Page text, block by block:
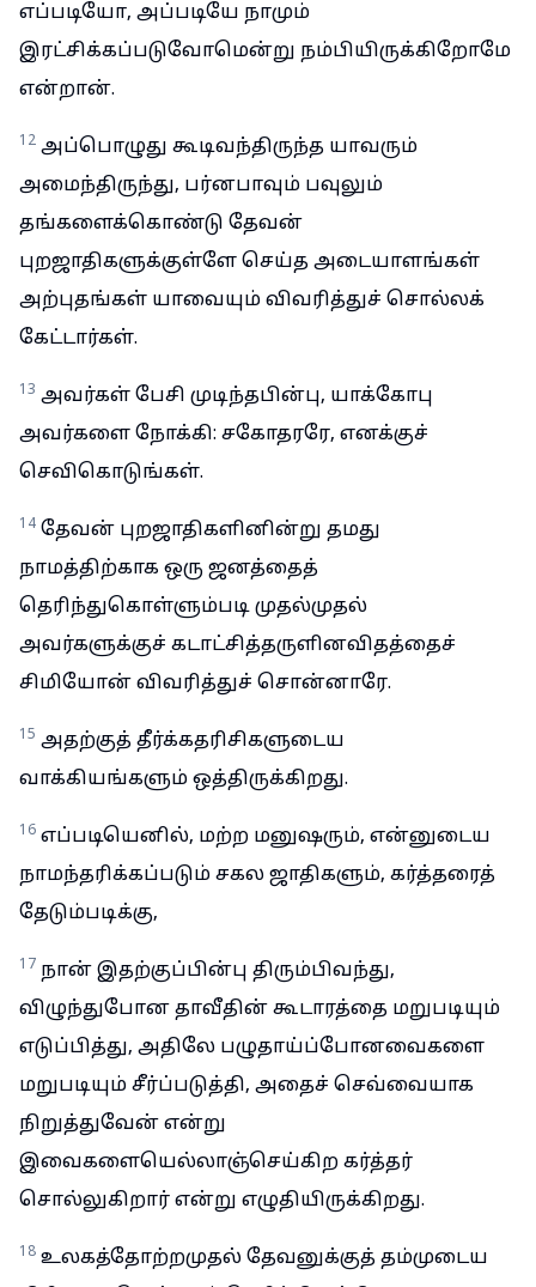
எப்படியோ, அப்படியே நாமும்
இரட்சிக்கப்படுவோமென்று நம்பியிருக்கிறோமே
என்றான்.
12 அப்பொழுது கூடிவந்திருந்த யாவரும்
அமைந்திருந்து, பர்னபாவும் பவுலும்
தங்களைக்கொண்டு தேவன்
புறஜாதிகளுக்குள்ளே செய்த அடையாளங்கள்
அற்புதங்கள் யாவையும் விவரித்துச் சொல்லக்
கேட்டார்கள்.
13 அவர்கள் பேசி முடிந்தபின்பு, யாக்கோபு
அவர்களை நோக்கி: சகோதரரே, எனக்குச்
செவிகொடுங்கள்.
14 தேவன் புறஜாதிகளினின்று தமது
நாமத்திற்காக ஒரு ஜனத்தைத்
தெரிந்துகொள்ளும்படி முதல்முதல்
அவர்களுக்குச் கடாட்சித்தருளினவிதத்தைச்
சிமியோன் விவரித்துச் சொன்னாரே.
15 அதற்குத் தீர்க்கதரிசிகளுடைய
வாக்கியங்களும் ஒத்திருக்கிறது.
16 எப்படியெனில், மற்ற மனுஷரும், என்னுடைய
நாமந்தரிக்கப்படும் சகல ஜாதிகளும், கர்த்தரைத்
தேடும்படிக்கு,
17 நான் இதற்குப்பின்பு திரும்பிவந்து,
விழுந்துபோன தாவீதின் கூடாரத்தை மறுபடியும்
எடுப்பித்து, அதிலே பழுதாய்ப்போனவைகளை
மறுபடியும் சீர்ப்படுத்தி, அதைச் செவ்வையாக
நிறுத்துவேன் என்று
இவைகளையெல்லாஞ்செய்கிற கர்த்தர்
சொல்லுகிறார் என்று எழுதியிருக்கிறது.
18 உலகத்தோற்றமுதல் தேவனுக்குத் தம்முடைய